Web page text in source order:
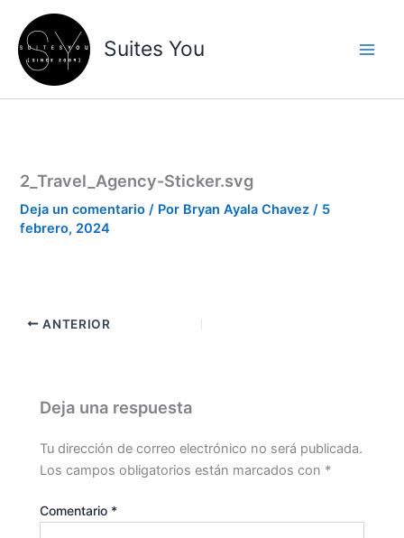
contenido
contenido
Suites You
2_Travel_Agency-Sticker.svg
Deja un comentario / Por Bryan Ayala Chavez/ 5
febrero, 2024
ANTERIOR
Deja una respuesta
Tu dirección de correo electrónico no será publicada.
Los campos obligatorios están marcados con *
Comentario *